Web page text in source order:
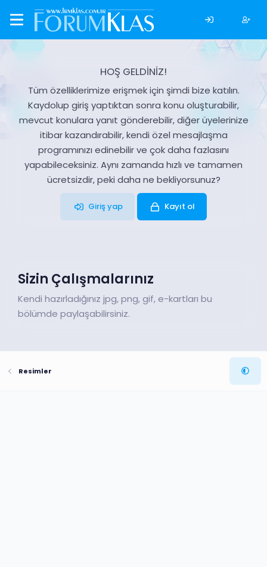
HOŞ GELDİNİZ!
Tüm özelliklerimize erişmek için şimdi bize katılın.
Kaydolup giriş yaptıktan sonra konu oluşturabilir,
mevcut konulara yanıt gönderebilir, diğer üyelerinize
itibar kazandırabilir, kendi özel mesajlaşma
programınızı edinebilir ve çok daha fazlasını
yapabileceksiniz. Aynı zamanda hızlı ve tamamen
ücretsizdir, peki daha ne bekliyorsunuz?
Giriş yap Kayıt ol
Sizin Çalışmalarınız
Kendi hazırladığınız jpg, png, gif, e-kartları bu
bölümde paylaşabilirsiniz.
Resimler